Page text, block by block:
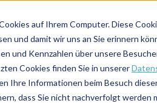
auf Ihrem Computer. Diese
und damit wir uns an Sie erinnern
und Kennzahlen über unsere
Cookies finden Sie in unserer
Ihre Informationen beim Besuch
dass Sie nicht nachverfolgt werden
tsche
rimAG